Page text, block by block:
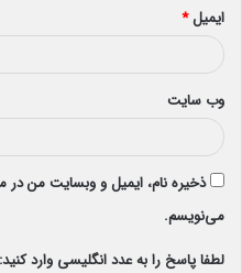
ایمیل*
وب‌ سایت
ذخیره نام، ایمیل و وبسایت من در
می‌نویسم.
لطفا پاسخ را به عدد انگلیسی وارد کنید: